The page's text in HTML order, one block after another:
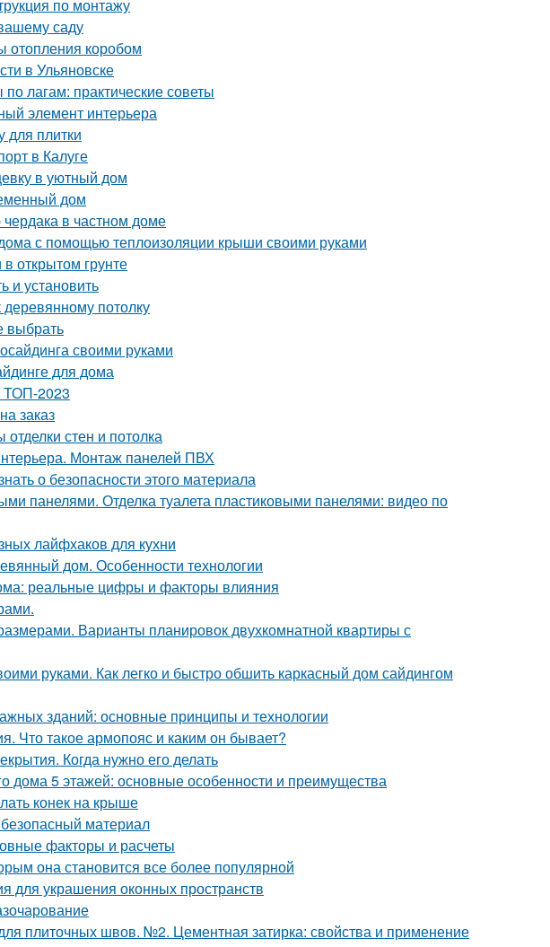
по монтажу
саду
отопления коробом
в Ульяновске
лагам: практические советы
элемент интерьера
для плитки
в Калуге
в уютный дом
дом
в частном доме
с помощью теплоизоляции крыши своими руками
открытом грунте
и установить
деревянному потолку
выбрать
своими руками
для дома
ТОП-2023
заказ
стен и потолка
Монтаж панелей ПВХ
о безопасности этого материала
панелями. Отделка туалета пластиковыми панелями: видео по
лайфхаков для кухни
дом. Особенности технологии
реальные цифры и факторы влияния
Варианты планировок двухкомнатной квартиры с
руками. Как легко и быстро обшить каркасный дом сайдингом
зданий: основные принципы и технологии
Что такое армопояс и каким он бывает?
Когда нужно его делать
дома 5 этажей: основные особенности и преимущества
конек на крыше
материал
факторы и расчеты
она становится все более популярной
для украшения оконных пространств
плиточных швов. №2. Цементная затирка: свойства и применение